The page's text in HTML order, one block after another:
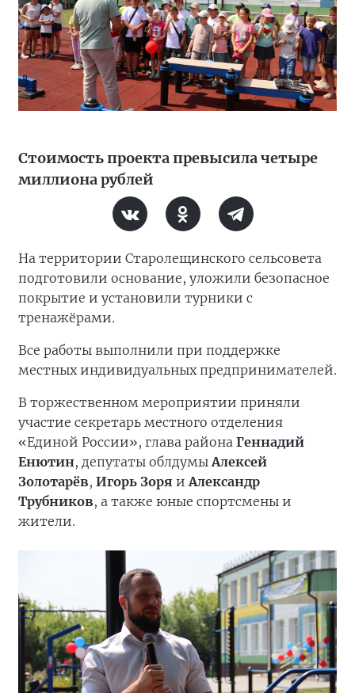
Стоимость проекта превысила четыре
миллиона рублей
На территории Старолещинского сельсовета
подготовили основание, уложили безопасное
покрытие и установили турники с
тренажёрами.
Все работы выполнили при поддержке
местных индивидуальных предпринимателей.
В торжественном мероприятии приняли
участие секретарь местного отделения
«Единой России», глава района Геннадий
Енютин, депутаты облдумыАлексей
Золотарёв, Игорь Зоря иАлександр
Трубников, а также юные спортсмены и
жители.